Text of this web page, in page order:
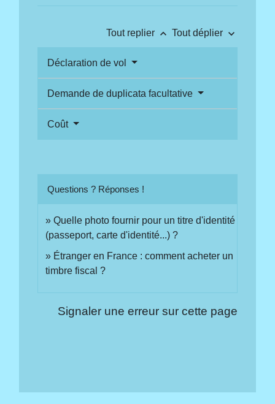
Tout replier keyboard_arrow_up Tout déplier keyboard_arrow_down
Déclaration de vol
Demande de duplicata facultative
Coût
Questions ? Réponses !
Quelle photo fournir pour un titre d'identité
(passeport, carte d'identité...) ?
Étranger en France : comment acheter un
timbre fiscal ?
Signaler une erreur sur cette page